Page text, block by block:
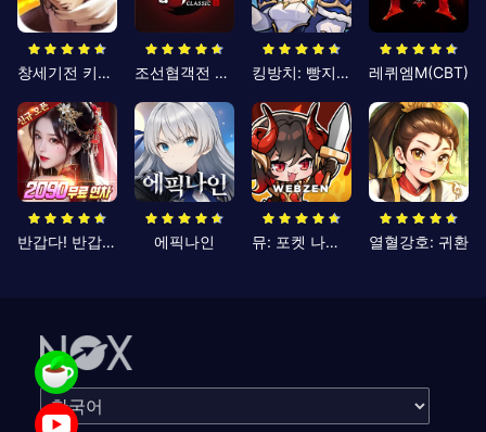
창세기전 키우기 조선협객전 클래식 킹방치: 빵지의 제왕 레퀴엠M(CBT)
반갑다! 반갑삼국지 에픽나인 뮤: 포켓 나이츠 열혈강호: 귀환